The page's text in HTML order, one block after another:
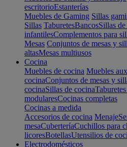
escritorioEstanterías
Muebles de Gaming Sillas
Sillas TaburetesBancosSillas
infantilesComplementos para
Mesas Conjuntos de mesas y
altasMesas multiusos
Cocina
Muebles de cocina Muebles
cocinaConjuntos de mesas y
cocinaSillas de cocina
modularesCocinas completas
Cocinas a medida
Accesorios de cocina Menaje
mesaCuberteríaCuchillos para
licoresBotellasUtensilios de
Electrodomésticos